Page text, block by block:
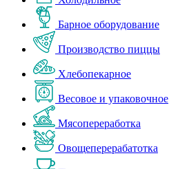
Барное оборудование
Производство пиццы
Хлебопекарное
Весовое и упаковочное
Мясопереработка
Овощеперерабатотка